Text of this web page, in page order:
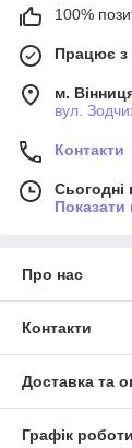
100%
Працює з
м.
вул.
Контакти
Сьогодні
Показати
Про нас
Контакти
Доставка та
Графік роботи